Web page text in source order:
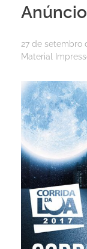
27 de setembro
Material